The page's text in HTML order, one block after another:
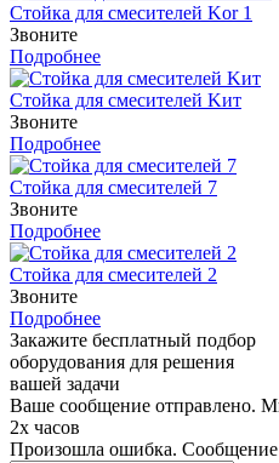
Стойка для смесителей Kor 1
Звоните
Подробнее
Стойка для смесителей Kит
Звоните
Подробнее
Стойка для смесителей 7
Звоните
Подробнее
Стойка для смесителей 2
Звоните
Подробнее
Закажите бесплатный подбор
оборудования для решения
вашей задачи
Ваше сообщение отправлено.
2х часов
Произошла ошибка. Сообщение